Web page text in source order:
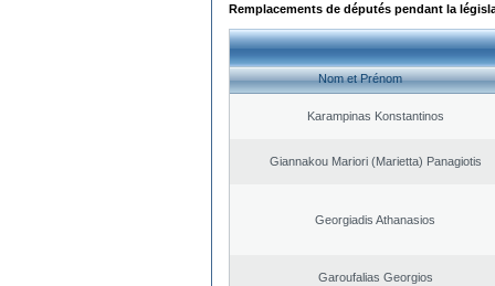
Remplacements de députés pendant la
Nom et Prénom
Karampinas Konstantinos
Giannakou Mariori (Marietta) Panagiotis
Georgiadis Athanasios
Garoufalias Georgios